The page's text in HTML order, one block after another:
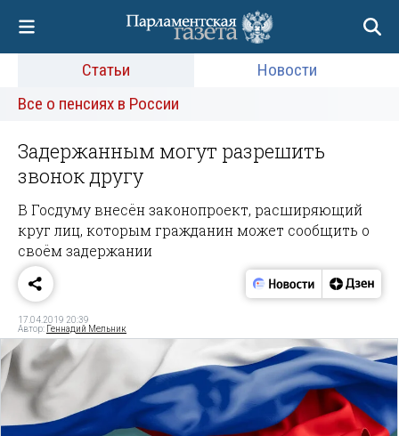
Статьи
Новости
Все о пенсиях в России
Задержанным могут разрешить
звонок другу
В Госдуму внесён законопроект, расширяющий
круг лиц, которым гражданин может сообщить о
своём задержании
17.04.2019 20:39
Автор: Геннадий Мельник